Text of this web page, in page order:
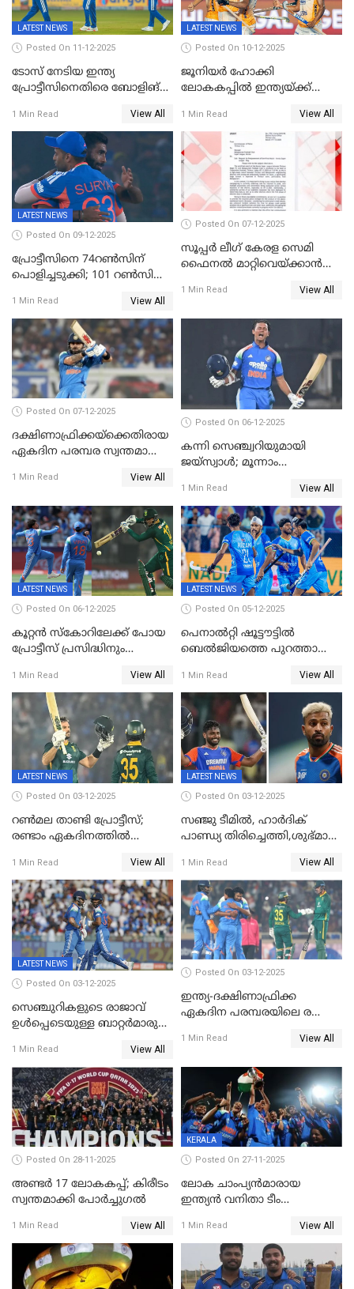
LATEST NEWS
Posted On 11-12-2025
ടോസ് നേടിയ ഇന്ത്യ
പ്രോട്ടീസിനെതിരെ ബോളിങ്
1 Min Read View All
LATEST NEWS
Posted On 10-12-2025
ജൂനിയര്‍ ഹോക്കി
ലോകകപ്പിൽ ഇന്ത്യയ്ക്ക്
1 Min Read View All
LATEST NEWS
Posted On 09-12-2025
പ്രോട്ടീസിനെ 74റൺസിന്‌
പൊളിച്ചടുക്കി; 101 റൺസിന്റെ
വിക്കറ്റ് തികയ്ക്കുന്ന
താരമായി ബുമ്ര
1 Min Read View All
Posted On 07-12-2025
സൂപ്പർ ലീഗ് കേരള സെമി
ഫൈനൽ മാറ്റിവെയ്ക്കാൻ
1 Min Read View All
Posted On 07-12-2025
ദക്ഷിണാഫ്രിക്കയ്‌ക്കെതിരായ
ഏകദിന പരമ്പര സ്വന്തമാക്കി
1 Min Read View All
Posted On 06-12-2025
കന്നി സെഞ്ച്വറിയുമായി
ജയ്‌സ്വാൾ; മൂന്നാം
പ്രോട്ടീസിനെതിരെ ജയം,
പരമ്പര
1 Min Read View All
LATEST NEWS
Posted On 06-12-2025
കൂറ്റൻ സ്കോറിലേക്ക് പോയ
പ്രോട്ടീസ് പ്രസിദ്ധിനും
അടിതെറ്റി, ഇന്ത്യക്ക് 271
റണ്‍സ് വിജയലക്ഷ്യം
1 Min Read View All
LATEST NEWS
Posted On 05-12-2025
പെനാൽറ്റി ഷൂട്ടൗട്ടിൽ
ബെൽജിയത്തെ പുറത്താക്കി;
ലോകകപ്പിൽ ഇന്ത്യ
സെമിയിൽ
1 Min Read View All
LATEST NEWS
Posted On 03-12-2025
റണ്‍മല താണ്ടി പ്രോട്ടീസ്;
രണ്ടാം ഏകദിനത്തില്‍
ഒപ്പത്തിനൊപ്പം
1 Min Read View All
LATEST NEWS
Posted On 03-12-2025
സഞ്ജു ടീമില്‍, ഹാര്‍ദിക്
പാണ്ഡ്യ തിരിച്ചെത്തി,​ശുഭ്മാൻ
ഇല്ല;
ദക്ഷിണാഫ്രിക്കയ്‌ക്കെതിരായ
ടി20 പരമ്പരയ്ക്കുള്ള ഇന്ത്യന്‍
ടീമിനെ പ്രഖ്യാപിച്ചു
1 Min Read View All
LATEST NEWS
Posted On 03-12-2025
സെഞ്ചുറികളുടെ രാജാവ്
ഉൾപ്പെടെയുള്ള ബാറ്റർമാരുടെ
ഇന്ത്യയ്ക്ക് 358 റൺസ്
1 Min Read View All
Posted On 03-12-2025
ഇന്ത്യ-ദക്ഷിണാഫ്രിക്ക
ഏകദിന പരമ്പരയിലെ രണ്ടാം
1 Min Read View All
Posted On 28-11-2025
അണ്ടര്‍ 17 ലോകകപ്പ്; കിരീടം
സ്വന്തമാക്കി പോര്‍ച്ചുഗല്‍
1 Min Read View All
KERALA
Posted On 27-11-2025
ലോക ചാംപ്യൻമാരായ
ഇന്ത്യൻ വനിതാ ടീം
മത്സരങ്ങൾ ​ഗ്രീൻഫീൽഡിൽ
1 Min Read View All